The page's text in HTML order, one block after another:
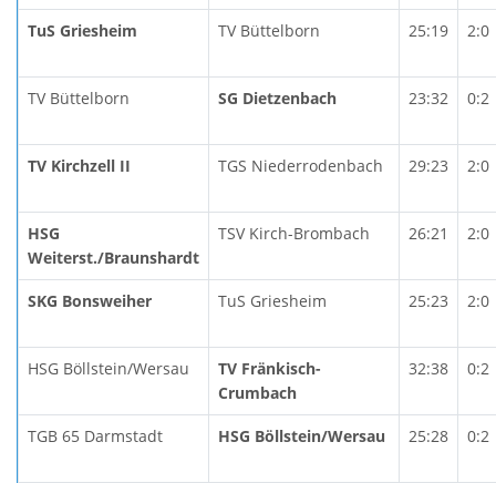
TuS Griesheim TV Büttelborn 25:19 2:0
TV Büttelborn SG Dietzenbach 23:32 0:2
TV Kirchzell II TGS Niederrodenbach 29:23 2:0
HSG
Weiterst./Braunshardt
TSV Kirch-Brombach 26:21 2:0
SKG Bonsweiher TuS Griesheim 25:23 2:0
HSG Böllstein/Wersau
TV Fränkisch-
Crumbach
32:38 0:2
TGB 65 Darmstadt HSG Böllstein/Wersau 25:28 0:2